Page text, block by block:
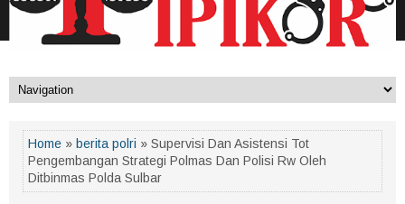
Home » berita polri » Supervisi Dan Asistensi Tot
Pengembangan Strategi Polmas Dan Polisi Rw Oleh
Ditbinmas Polda Sulbar